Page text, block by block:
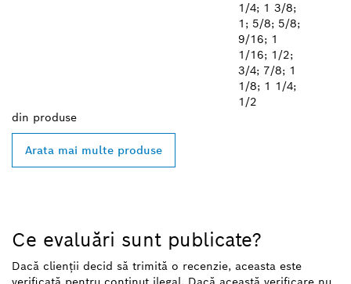
1/4; 1 3/8;
1; 5/8; 5/8;
9/16; 1
1/16; 1/2;
3/4; 7/8; 1
1/8; 1 1/4;
1/2
din produse
Arata mai multe produse
Ce evaluări sunt publicate?
Dacă clienții decid să trimită o recenzie, aceasta este